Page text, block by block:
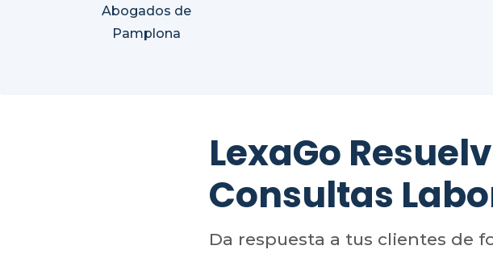
Abogados de
Pamplona
LexaGo
Consultas
Da respuesta a tus clientes de